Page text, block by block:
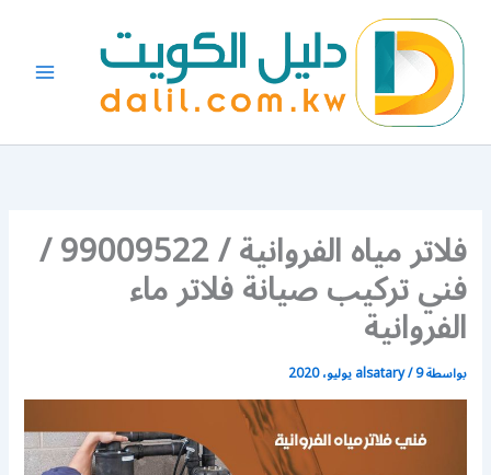
المحتوى
فلاتر مياه الفروانية / 99009522 /
فني تركيب صيانة فلاتر ماء
الفروانية
بواسطة alsatary/9 يوليو، 2020